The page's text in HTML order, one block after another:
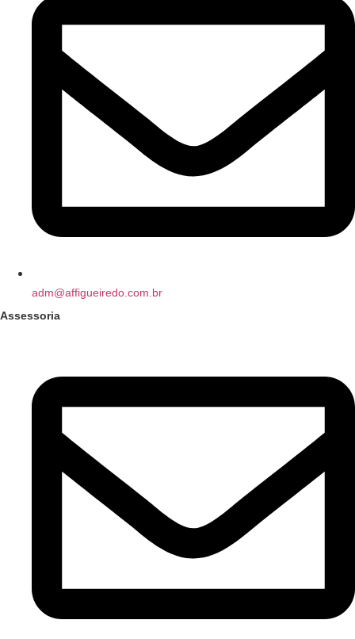
adm@affigueiredo.com.br
Assessoria